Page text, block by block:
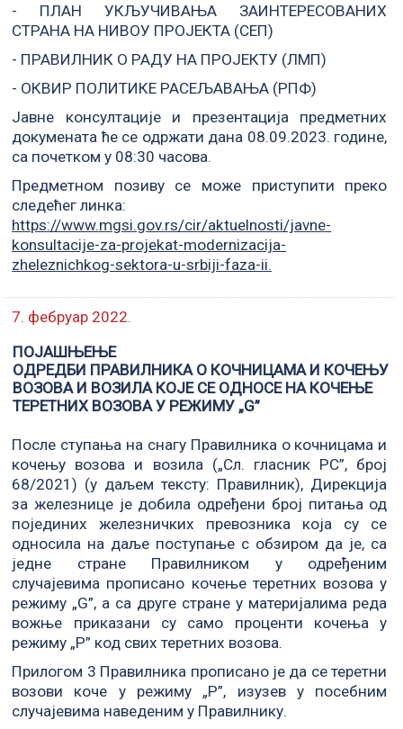
- ПЛАН УКЉУЧИВАЊА ЗАИНТЕРЕСОВАНИХ
СТРАНА НА НИВОУ ПРОЈЕКТА (СЕП)
- ПРАВИЛНИК О РАДУ НА ПРОЈЕКТУ (ЛМП)
- ОКВИР ПОЛИТИКЕ РАСЕЉАВАЊА (РПФ)
Jавнe консултације и презентација предметних
докумената ће се одржати дана 08.09.2023. године,
са почетком у 08:30 часова.
Предметном позиву се може приступити преко
следећег линка:
https://www.mgsi.gov.rs/cir/aktuelnosti/javne-
konsultacije-za-projekat-modernizacija-
zheleznichkog-sektora-u-srbiji-faza-ii.
7. фебруар 2022.
ПОЈАШЊЕЊЕ
ОДРЕДБИ ПРАВИЛНИКА О КОЧНИЦАМА И КОЧЕЊУ
ВОЗОВА И ВОЗИЛА КОЈЕ СЕ ОДНОСЕ НА КОЧЕЊЕ
ТЕРЕТНИХ ВОЗОВА У РЕЖИМУ „G”
После ступања на снагу Правилника о кочницама и
кочењу возова и возила („Сл. гласник РС”, број
68/2021) (у даљем тексту: Правилник), Дирекција
за железнице је добила одређени број питања од
појединих железничких превозника која су се
односила на даље поступање с обзиром да је, са
једне стране Правилником у одређеним
случајевима прописано кочење теретних возова у
режиму „G”, а са друге стране у материјалима реда
вожње приказани су само проценти кочења у
режиму „Р” код свих теретних возова.
Прилогом 3 Правилника прописано је да се теретни
возови коче у режиму „Р”, изузев у посебним
случајевима наведеним у Правилнику.